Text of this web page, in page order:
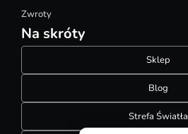
Zwroty
Na skróty
Sklep
Blog
Strefa Światła